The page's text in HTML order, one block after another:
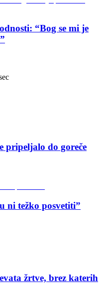
“Bog se mi je
pripeljalo do goreče
ni težko posvetiti”
žrtve, brez katerih